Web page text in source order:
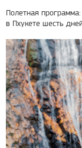
Полетная
в Пхукете шесть